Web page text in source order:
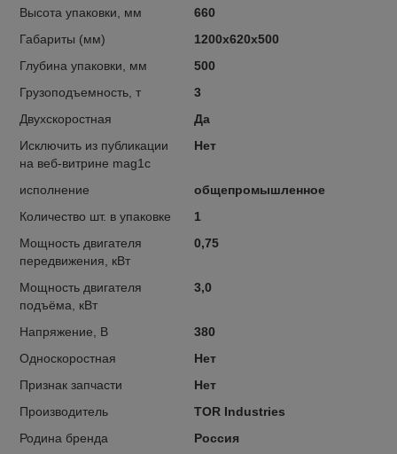
Высота упаковки, мм
660
Габариты (мм)
1200х620х500
Глубина упаковки, мм
500
Грузоподъемность, т
3
Двухскоростная
Да
Исключить из публикации
на веб-витрине mag1c
Нет
исполнение
общепромышленное
Количество шт. в упаковке
1
Мощность двигателя
передвижения, кВт
0,75
Мощность двигателя
подъёма, кВт
3,0
Напряжение, В
380
Односкоростная
Нет
Признак запчасти
Нет
Производитель
TOR Industries
Родина бренда
Россия